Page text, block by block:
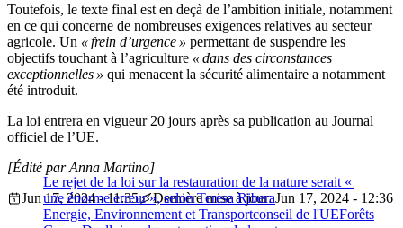
Toutefois, le texte final est en deçà de l’ambition initiale, notamment
en ce qui concerne de nombreuses exigences relatives au secteur
agricole. Un « frein d’urgence » permettant de suspendre les
objectifs touchant à l’agriculture « dans des circonstances
exceptionnelles » qui menacent la sécurité alimentaire a notamment
été introduit.
La loi entrera en vigueur 20 jours après sa publication au Journal
officiel de l’UE.
Le rejet de la loi sur la restauration de la nature serait «
une énorme erreur », selon Teresa Ribera
[Édité par Anna Martino]
Jun 17, 2024 - 11:35
Dernière mise à jour: Jun 17, 2024 - 12:36
Energie, Environnement et Transportconseil de l'UEForêts